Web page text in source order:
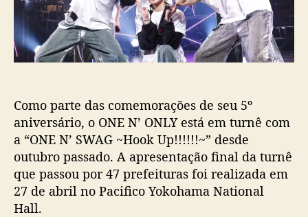
c
a
ç
ã
Y
c
o
m
e
t
a
t
u
r
n
Como parte das comemorações de seu 5º
aniversário, o ONE N’ ONLY está em turnê com
a “ONE N’ SWAG ~Hook Up!!!!!!~” desde
outubro passado. A apresentação final da turnê
que passou por 47 prefeituras foi realizada em
27 de abril no Pacifico Yokohama National
Hall.